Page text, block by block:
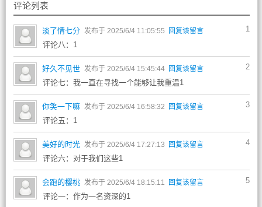
评论列表
1
淡了情七分 发布于 2025/6/4 11:05:55 回复该留言
评论八：1
2
好久不见世 发布于 2025/6/4 15:45:44 回复该留言
评论七：我一直在寻找一个能够让我重温1
3
你笑一下嘛 发布于 2025/6/4 16:58:32 回复该留言
评论五：1
4
美好的时光 发布于 2025/6/4 17:27:13 回复该留言
评论六：对于我们这些1
5
会跑的樱桃 发布于 2025/6/4 18:15:11 回复该留言
评论一：作为一名资深的1